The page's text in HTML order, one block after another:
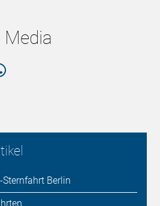
Media
Sternfahrt Berlin